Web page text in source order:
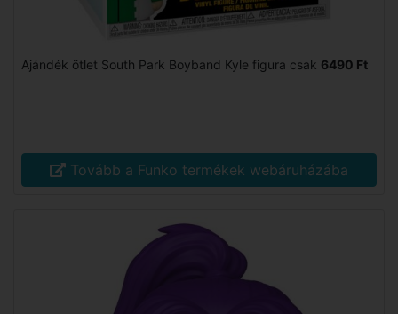
Ajándék ötlet South Park Boyband Kyle figura csak 6490 Ft
Tovább a Funko termékek webáruházába